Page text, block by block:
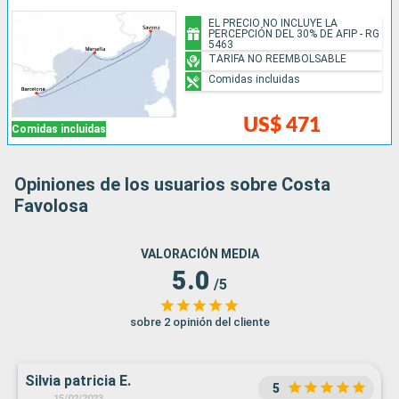
Comidas incluidas US$ 471
EL PRECIO NO INCLUYE LA
PERCEPCIÓN DEL 30% DE AFIP - RG
5463
TARIFA NO REEMBOLSABLE
Comidas incluidas
Opiniones de los usuarios sobre Costa
Favolosa
VALORACIÓN MEDIA
5.0 /5
sobre 2 opinión del cliente
Silvia patricia E. 5